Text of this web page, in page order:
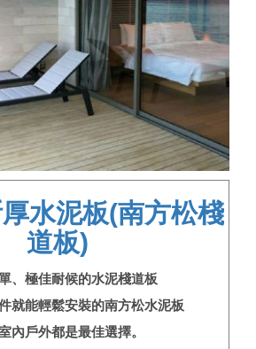
水泥板(南方松棧
道板)
、極佳耐候的水泥棧道板
就能輕鬆安裝的南方松水泥板
內戶外都是最佳選擇。